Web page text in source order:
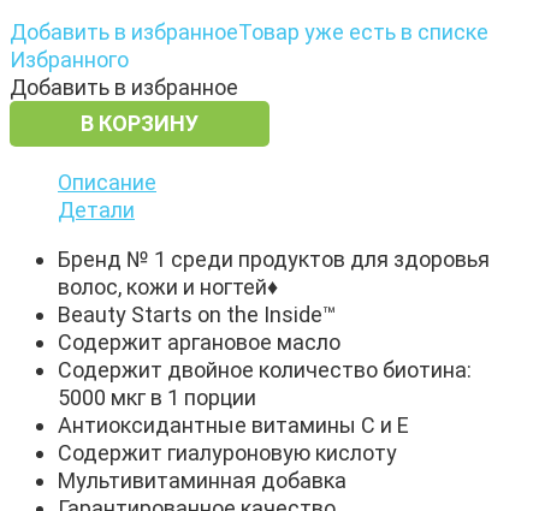
Добавить в избранноеТовар уже есть в списке
Избранного
Добавить в избранное
В КОРЗИНУ
Описание
Детали
Бренд № 1 среди продуктов для здоровья
волос, кожи и ногтей♦
Beauty Starts on the Inside™
Содержит аргановое масло
Содержит двойное количество биотина:
5000 мкг в 1 порции
Антиоксидантные витамины C и E
Содержит гиалуроновую кислоту
Мультивитаминная добавка